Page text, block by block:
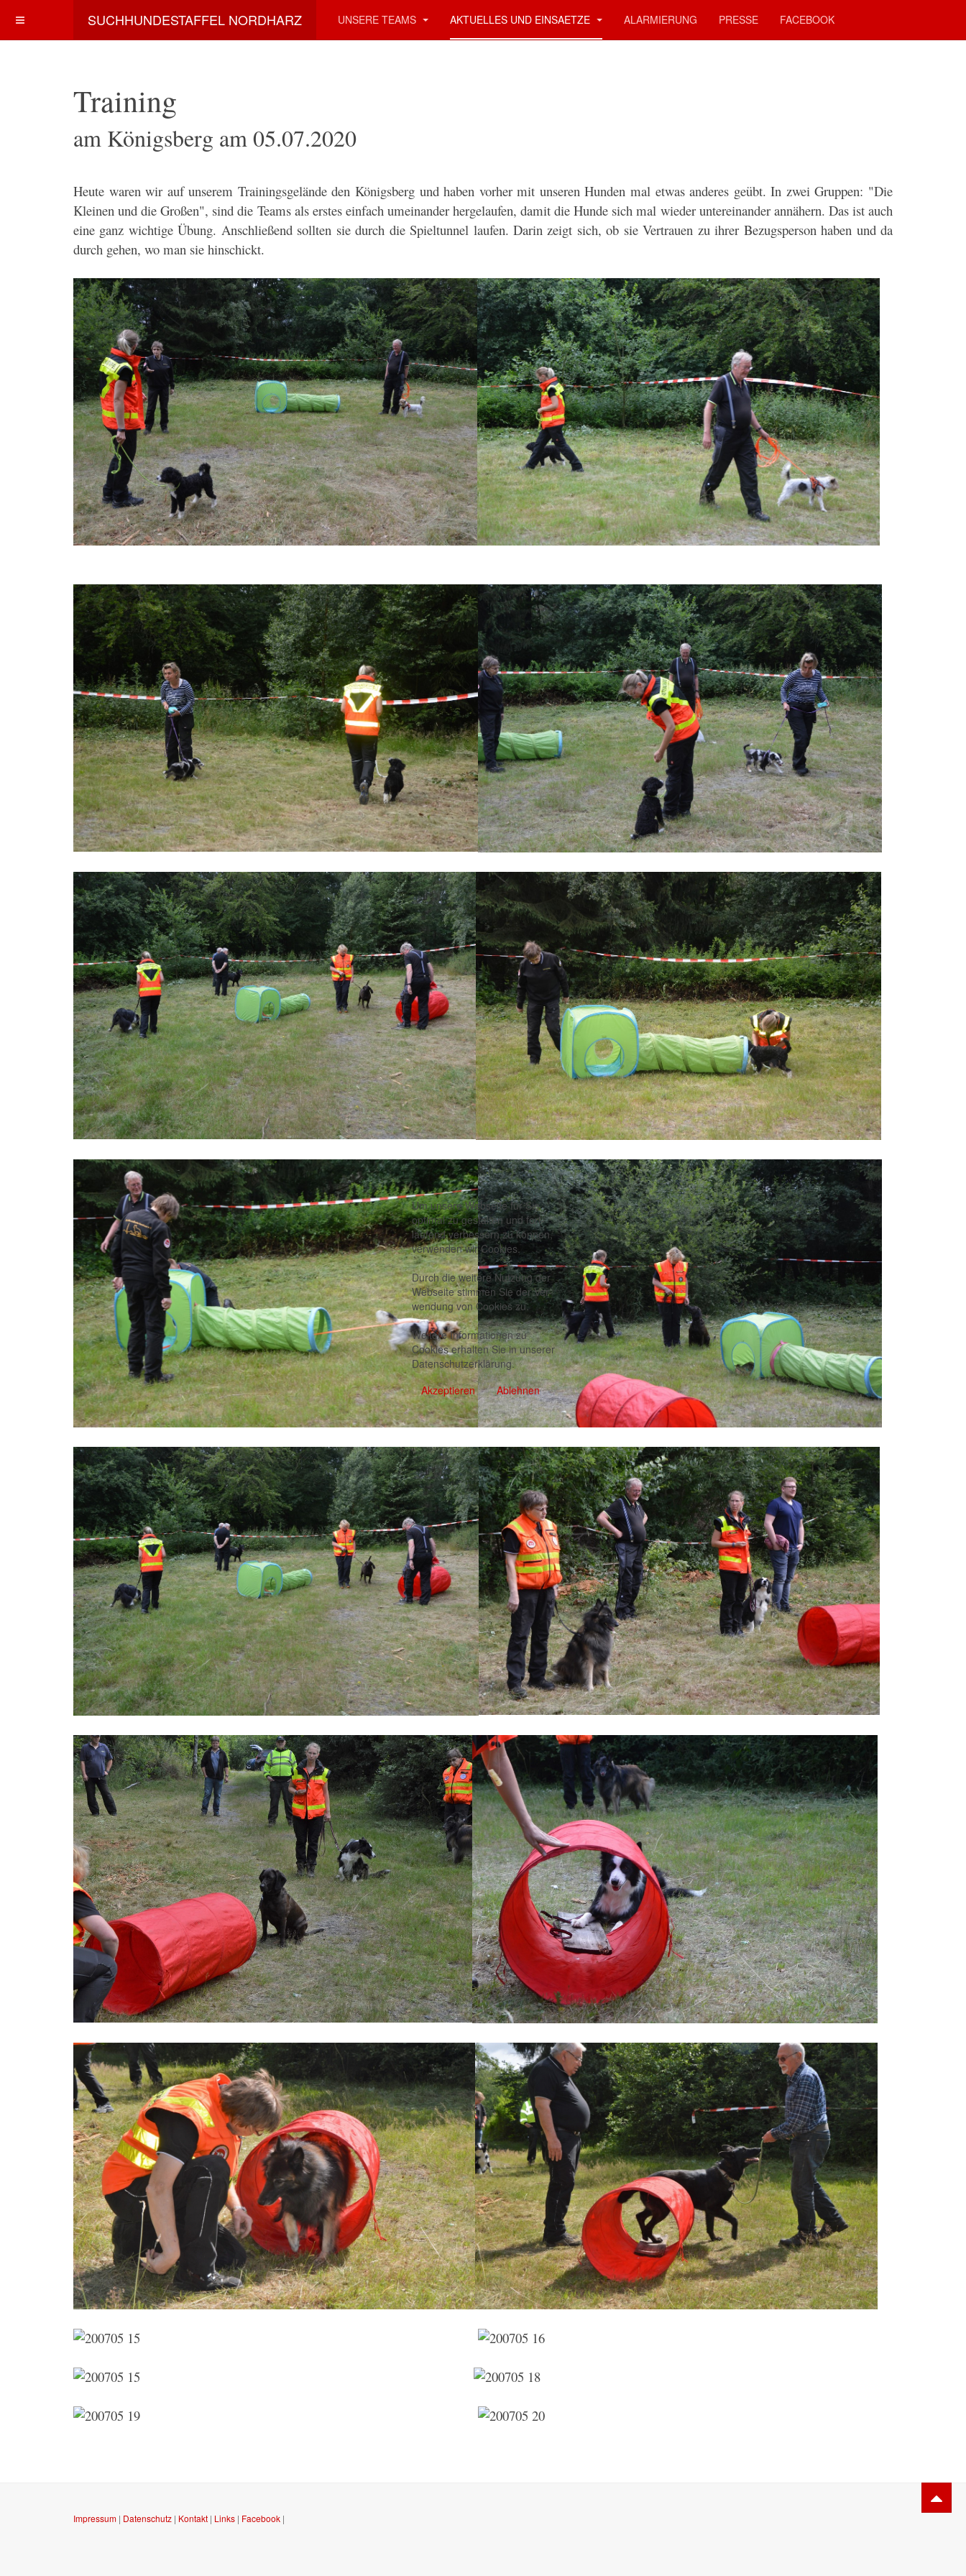
SUCHHUNDESTAFFEL NORDHARZ UNSERE TEAMS AKTUELLES UND EINSAETZE ALARMIERUNG PRESSE FACEBOOK
Training
am Königsberg am 05.07.2020
Heute waren wir auf unserem Trainingsgelände den Königsberg und haben vorher mit unseren Hunden mal etwas anderes geübt. In zwei Gruppen: "Die
Kleinen und die Großen", sind die Teams als erstes einfach umeinander hergelaufen, damit die Hunde sich mal wieder untereinander annähern. Das ist auch
eine ganz wichtige Übung. Anschließend sollten sie durch die Spieltunnel laufen. Darin zeigt sich, ob sie Vertrauen zu ihrer Bezugsperson haben und da
durch gehen, wo man sie hinschickt.
Impressum | Datenschutz | Kontakt | Links | Facebook |
Um unsere Webseite für Sie
optimal zu gestalten und fort-
laufend verbessern zu können,
verwenden wir Cookies.
Durch die weitere Nutzung der
Webseite stimmen Sie der Ver-
wendung von Cookies zu.
Weitere Informationen zu
Cookies erhalten Sie in unserer
Datenschutzerklärung.
Akzeptieren
Ablehnen